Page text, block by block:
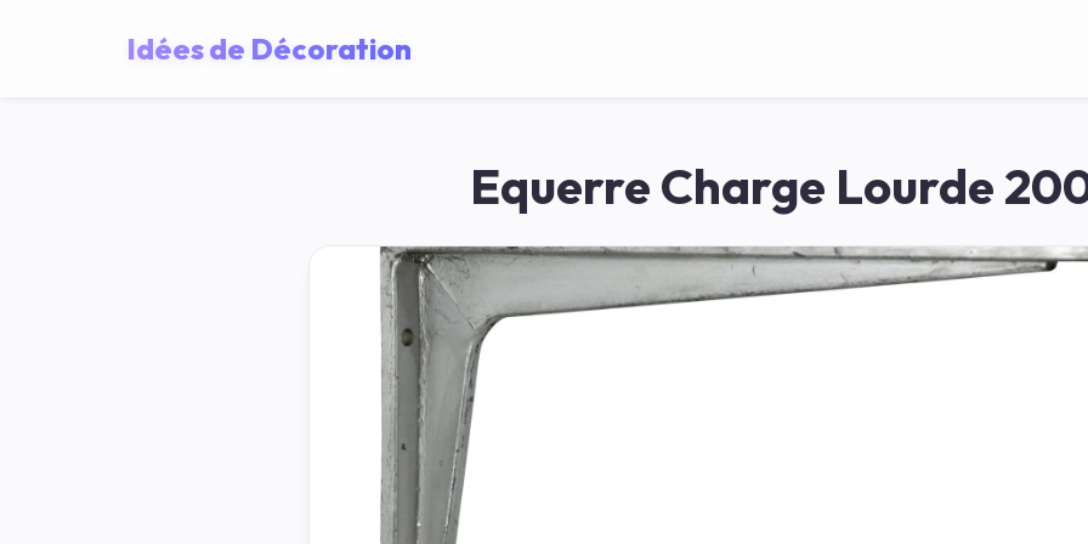
Idées de Décoration
Equerre Charge Lourde